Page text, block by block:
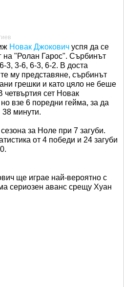
Новак Джокович успя да се
на "Ролан Гарос". Сърбинът
3, 3-6, 6-3, 6-2. В доста
му представяне, сърбинът
грешки и като цяло не беше
четвъртия сет Новак
взе 6 поредни гейма, за да
38 минути.
за Ноле при 7 загуби.
от 4 победи и 24 загуби
ще играе най-вероятно с
сериозен аванс срещу Хуан